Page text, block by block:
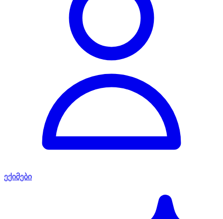
ექიმები